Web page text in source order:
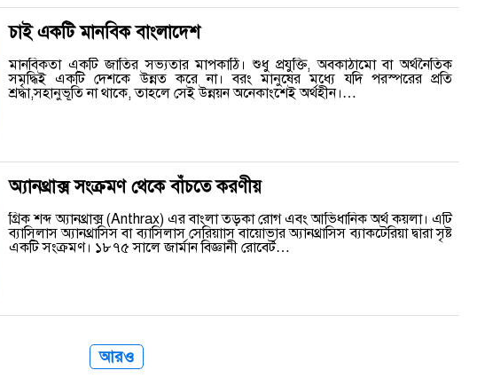
চাই একটি মানবিক বাংলাদেশ
মানবিকতা একটি জাতির সভ্যতার মাপকাঠি। শুধু প্রযুক্তি, অবকাঠামো বা অর্থনৈতিক
সমৃদ্ধিই একটি দেশকে উন্নত করে না। বরং মানুষের মধ্যে যদি পরস্পরের প্রতি
শ্রদ্ধা,সহানুভূতি না থাকে, তাহলে সেই উন্নয়ন অনেকাংশেই অর্থহীন।…
অ্যানথ্রাক্স সংক্রমণ থেকে বাঁচতে করণীয়
গ্রিক শব্দ অ্যানথ্রাক্স (Anthrax) এর বাংলা তড়কা রোগ এবং আভিধানিক অর্থ কয়লা। এটি
ব্যাসিলাস অ্যানথ্রাসিস বা ব্যাসিলাস সেরিয়াাস বায়োভার অ্যানথ্রাসিস ব্যাকটেরিয়া দ্বারা সৃষ্ট
একটি সংক্রমণ। ১৮৭৫ সালে জার্মান বিজ্ঞানী রোবের্ট…
আরও